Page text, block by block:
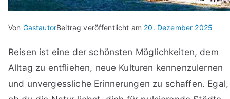
Von GastautorBeitrag veröffentlicht am 20. Dezember 2025
Reisen ist eine der schönsten Möglichkeiten, dem
Alltag zu entfliehen, neue Kulturen kennenzulernen
und unvergessliche Erinnerungen zu schaffen. Egal,